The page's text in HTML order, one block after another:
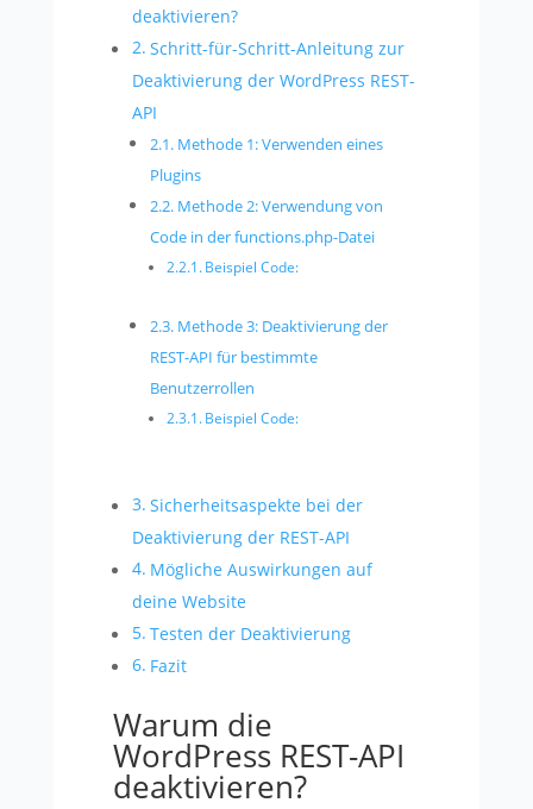
deaktivieren?
Schritt-für-Schritt-Anleitung zur
Deaktivierung der WordPress REST-
API
Methode 1: Verwenden eines
Plugins
Methode 2: Verwendung von
Code in der functions.php-Datei
Beispiel Code:
Methode 3: Deaktivierung der
REST-API für bestimmte
Benutzerrollen
Beispiel Code:
Sicherheitsaspekte bei der
Deaktivierung der REST-API
Mögliche Auswirkungen auf
deine Website
Testen der Deaktivierung
Fazit
Warum die
WordPress REST-API
deaktivieren?